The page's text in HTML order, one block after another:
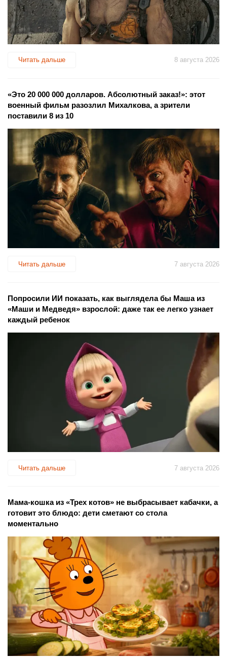
Читать дальше 8 августа 2026
«Это 20 000 000 долларов. Абсолютный заказ!»: этот
военный фильм разозлил Михалкова, а зрители
поставили 8 из 10
Читать дальше 7 августа 2026
Попросили ИИ показать, как выглядела бы Маша из
«Маши и Медведя» взрослой: даже так ее легко узнает
каждый ребенок
Читать дальше 7 августа 2026
Мама-кошка из «Трех котов» не выбрасывает кабачки, а
готовит это блюдо: дети сметают со стола
моментально